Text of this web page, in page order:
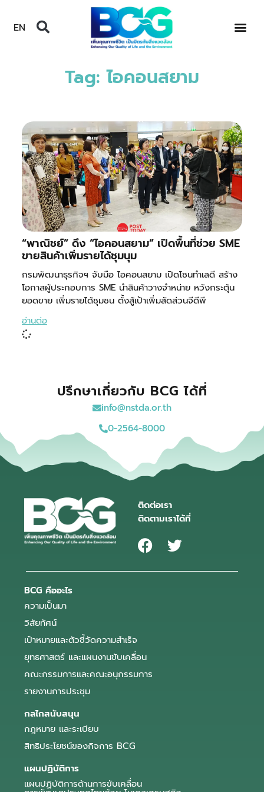
EN
Tag: ไอคอนสยาม
“พาณิชย์” ดึง “ไอคอนสยาม” เปิดพื้นที่ช่วย SME
ขายสินค้าเพิ่มรายได้ชุมนุม
กรมพัฒนาธุรกิจฯ จับมือ ไอคอนสยาม เปิดโซนทำเลดี สร้าง
โอกาสผู้ประกอบการ SME นำสินค้าวางจำหน่าย หวังกระตุ้น
ยอดขาย เพิ่มรายได้ชุมชน ตั้งสู้เป้าเพิ่มสัดส่วนจีดีพี
อ่านต่อ
ปรึกษาเกี่ยวกับ BCG ได้ที่
info@nstda.or.th
0-2564-8000
ติดต่อเรา
ติดตามเราได้ที่
BCG คืออะไร
ความเป็นมา
วิสัยทัศน์
เป้าหมายและตัวชี้วัดความสำเร็จ
ยุทธศาสตร์ และแผนงานขับเคลื่อน
คณะกรรมการและคณะอนุกรรมการ
รายงานการประชุม
กลไกสนับสนุน
กฎหมาย และระเบียบ
สิทธิประโยชน์ของกิจการ BCG
แผนปฏิบัติการ
แผนปฏิบัติการด้านการขับเคลื่อน